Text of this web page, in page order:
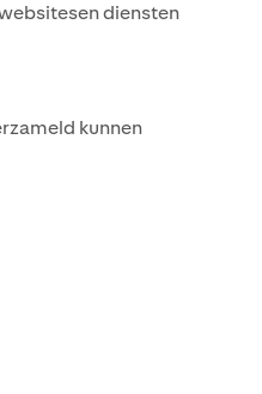
diensten
kunnen